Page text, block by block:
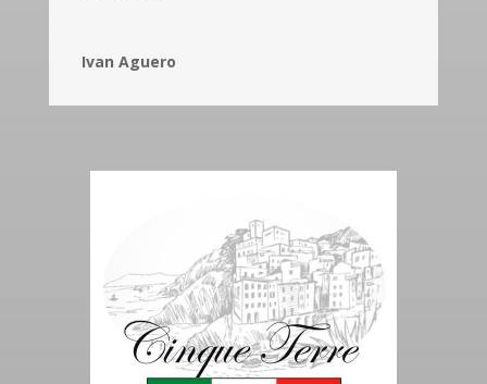
Ivan Aguero